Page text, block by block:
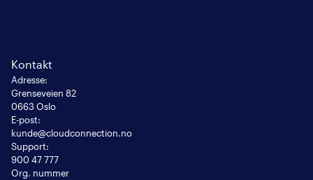
Kontakt
Adresse:
Grenseveien 82
0663 Oslo
E-post:
kunde@cloudconnection.no
Support:
900 47 777
Org. nummer